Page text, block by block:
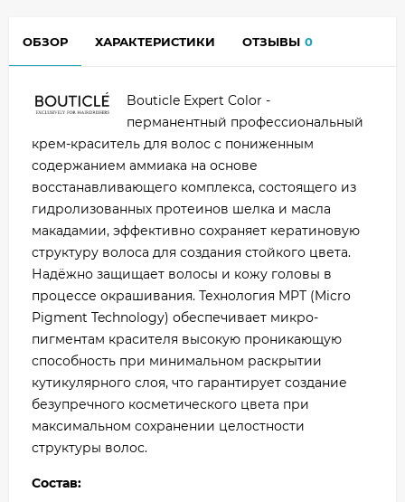
ОБЗОР ХАРАКТЕРИСТИКИ ОТЗЫВЫ 0
Bouticle Expert Color -
перманентный профессиональный
крем-краситель для волос с пониженным
содержанием аммиака на основе
восстанавливающего комплекса, состоящего из
гидролизованных протеинов шелка и масла
макадамии, эффективно сохраняет кератиновую
структуру волоса для создания стойкого цвета.
Надёжно защищает волосы и кожу головы в
процессе окрашивания. Технология MPT (Micro
Pigment Technology) обеспечивает микро-
пигментам красителя высокую проникающую
способность при минимальном раскрытии
кутикулярного слоя, что гарантирует создание
безупречного косметического цвета при
максимальном сохранении целостности
структуры волос.
Состав: